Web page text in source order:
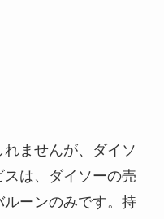
ませんが、ダイソ
は、ダイソーの売
ルーンのみです。持